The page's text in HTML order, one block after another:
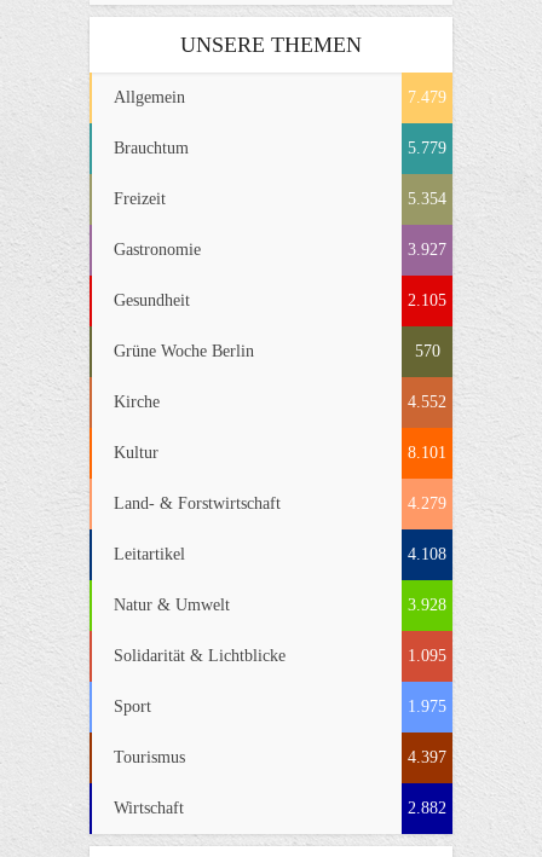
UNSERE THEMEN
Allgemein 7.479
Brauchtum 5.779
Freizeit 5.354
Gastronomie 3.927
Gesundheit 2.105
Grüne Woche Berlin 570
Kirche 4.552
Kultur 8.101
Land- & Forstwirtschaft 4.279
Leitartikel 4.108
Natur & Umwelt 3.928
Solidarität & Lichtblicke 1.095
Sport 1.975
Tourismus 4.397
Wirtschaft 2.882